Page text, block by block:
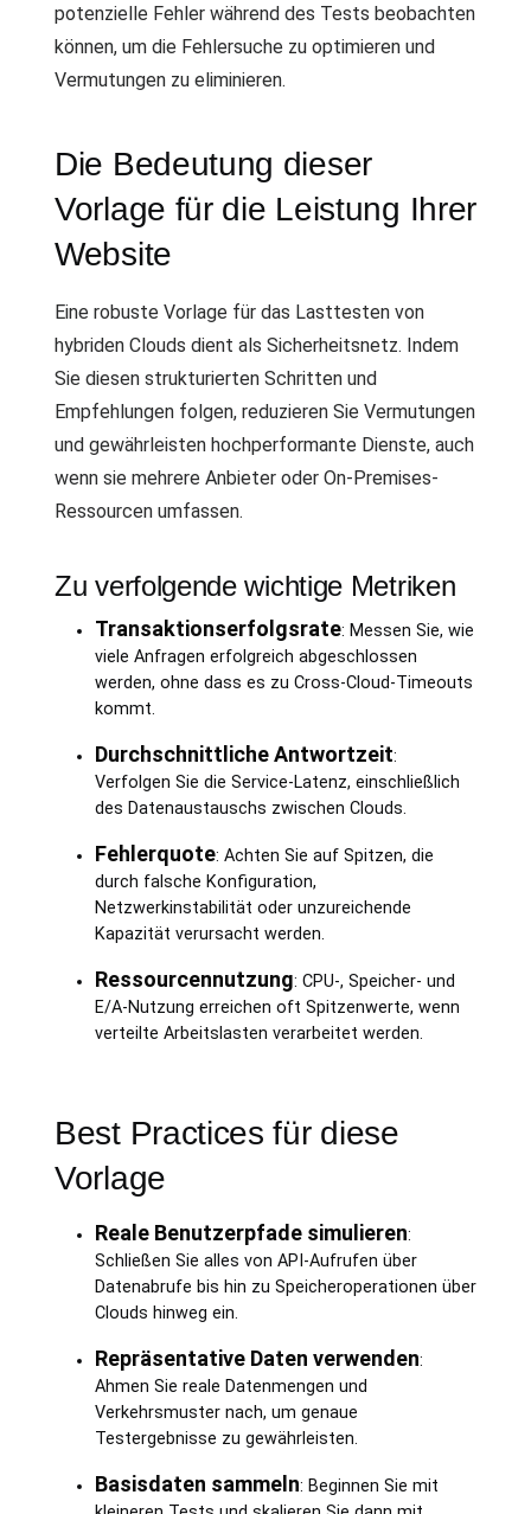
potenzielle Fehler während des Tests beobachten
können, um die Fehlersuche zu optimieren und
Vermutungen zu eliminieren.
Die Bedeutung dieser
Vorlage für die Leistung Ihrer
Website
Eine robuste Vorlage für das Lasttesten von
hybriden Clouds dient als Sicherheitsnetz. Indem
Sie diesen strukturierten Schritten und
Empfehlungen folgen, reduzieren Sie Vermutungen
und gewährleisten hochperformante Dienste, auch
wenn sie mehrere Anbieter oder On-Premises-
Ressourcen umfassen.
Zu verfolgende wichtige Metriken
Transaktionserfolgsrate: Messen Sie, wie
viele Anfragen erfolgreich abgeschlossen
werden, ohne dass es zu Cross-Cloud-Timeouts
kommt.
Durchschnittliche Antwortzeit:
Verfolgen Sie die Service-Latenz, einschließlich
des Datenaustauschs zwischen Clouds.
Fehlerquote: Achten Sie auf Spitzen, die
durch falsche Konfiguration,
Netzwerkinstabilität oder unzureichende
Kapazität verursacht werden.
Ressourcennutzung: CPU-, Speicher- und
E/A-Nutzung erreichen oft Spitzenwerte, wenn
verteilte Arbeitslasten verarbeitet werden.
Best Practices für diese
Vorlage
Reale Benutzerpfade simulieren:
Schließen Sie alles von API-Aufrufen über
Datenabrufe bis hin zu Speicheroperationen über
Clouds hinweg ein.
Repräsentative Daten verwenden:
Ahmen Sie reale Datenmengen und
Verkehrsmuster nach, um genaue
Testergebnisse zu gewährleisten.
Basisdaten sammeln: Beginnen Sie mit